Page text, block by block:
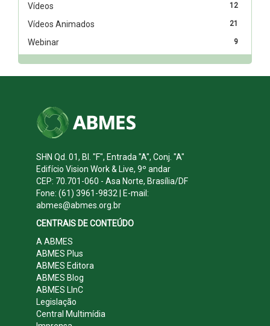
12
Vídeos
21
Vídeos Animados
9
Webinar
SHN Qd. 01, Bl. "F", Entrada "A", Conj. "A"
Edifício Vision Work & Live, 9º andar
CEP: 70.701-060 - Asa Norte, Brasília/DF
Fone: (61) 3961-9832 | E-mail:
abmes@abmes.org.br
CENTRAIS DE CONTEÚDO
A ABMES
ABMES Plus
ABMES Editora
ABMES Blog
ABMES LInC
Legislação
Central Multimídia